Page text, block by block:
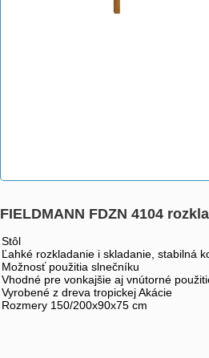
FIELDMANN FDZN 4104
Stôl
Ľahké rozkladanie i skladanie, stabilná
Možnosť použitia slnečníku
Vhodné pre vonkajšie aj vnútorné
Vyrobené z dreva tropickej Akácie
Rozmery 150/200x90x75 cm